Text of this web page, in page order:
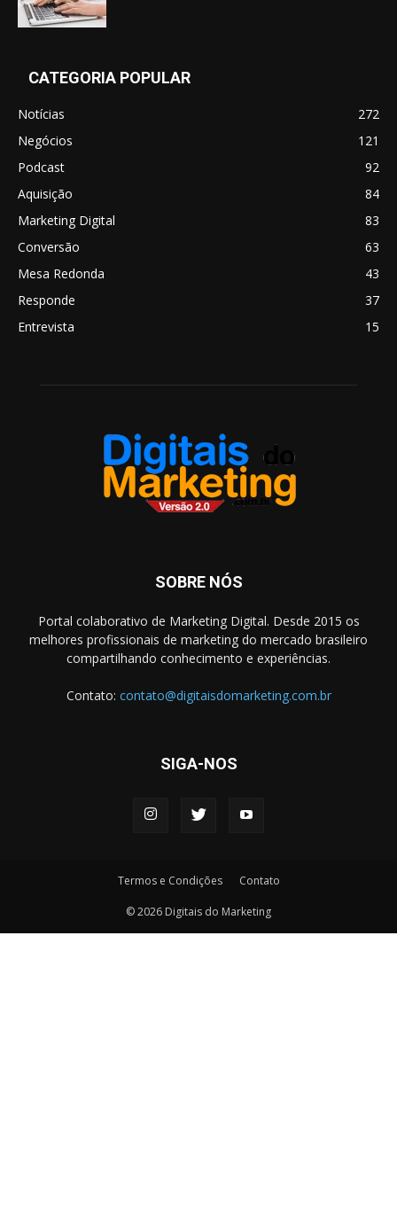
CATEGORIA POPULAR
Notícias
272
Negócios
121
Podcast
92
Aquisição
84
Marketing Digital
83
Conversão
63
Mesa Redonda
43
Responde
37
Entrevista
15
SOBRE NÓS
Portal colaborativo de Marketing Digital. Desde 2015 os
melhores profissionais de marketing do mercado brasileiro
compartilhando conhecimento e experiências.
Contato: contato@digitaisdomarketing.com.br
SIGA-NOS
Termos e Condições Contato
© 2026 Digitais do Marketing